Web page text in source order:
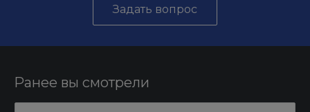
Задать вопрос
Ранее вы смотрели